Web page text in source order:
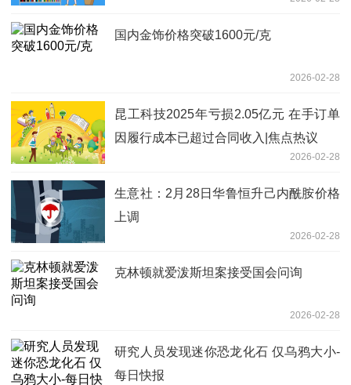
国内金饰价格突破1600元/克
2026-02-28
昆工科技2025年亏损2.05亿元 在手订单
因履行成本已超过合同收入|焦点热议
2026-02-28
生意社：2月28日华鲁恒升己内酰胺价格
上调
2026-02-28
克林顿就爱泼斯坦案接受国会问询
2026-02-28
研究人员发现迷你恐龙化石 仅乌鸦大小-
每日快报